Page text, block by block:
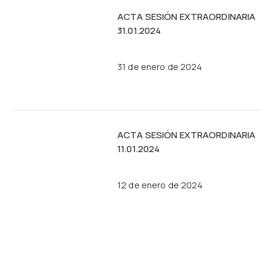
ACTA SESIÓN EXTRAORDINARIA
31.01.2024
31 de enero de 2024
ACTA SESIÓN EXTRAORDINARIA
11.01.2024
12 de enero de 2024